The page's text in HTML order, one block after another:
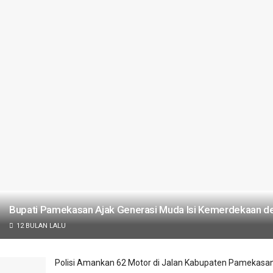
Bupati Pamekasan Ajak Generasi Muda Isi Kemerdekaan
12 BULAN LALU
Polisi Amankan 62 Motor di Jalan Kabupaten